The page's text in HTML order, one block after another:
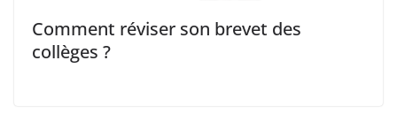
Comment réviser son brevet des
collèges ?